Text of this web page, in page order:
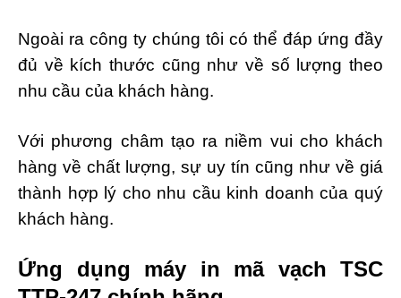
Ngoài ra công ty chúng tôi có thể đáp ứng đầy
đủ về kích thước cũng như về số lượng theo
nhu cầu của khách hàng.
Với phương châm tạo ra niềm vui cho khách
hàng về chất lượng, sự uy tín cũng như về giá
thành hợp lý cho nhu cầu kinh doanh của quý
khách hàng.
Ứng dụng máy in mã vạch TSC